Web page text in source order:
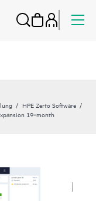
HPE Zerto Software
19‑month